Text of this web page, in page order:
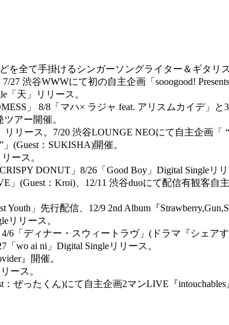
全て手掛けるシンガーソングライター＆ギタリス
27 渋谷WWWにて初の自主企画「sooogood!
「天」リリース。
」 8/8「マハ× ラジャ feat. アリスムカイデ」と
アー開催。
リース。7/20 渋谷LOUNGE NEOにて自主企画「
(Guest：SUKISHA)開催。
ース。
DONUT」8/26「Good Boy」Digital Singleリリ
(Guest：Kroi)、12/11 渋谷duoにて配信有観客自
」先行配信、12/9 2nd Album『
リリース。
6「ディナー・スウィートラヴ」(ドラマ『シェ
wo ai ni」Digital Singleリリース。
』開催。
ース。
ぜったくん)にて自主企画2マンLIVE『intouchables